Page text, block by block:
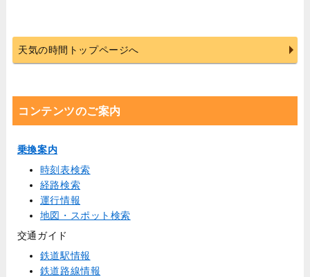
天気の時間トップページへ
コンテンツのご案内
乗換案内
時刻表検索
経路検索
運行情報
地図・スポット検索
交通ガイド
鉄道駅情報
鉄道路線情報